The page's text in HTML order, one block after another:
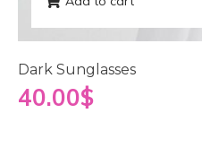
Dark Sunglasses
40.00$